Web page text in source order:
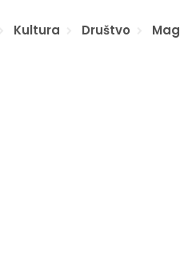
Kultura Društvo